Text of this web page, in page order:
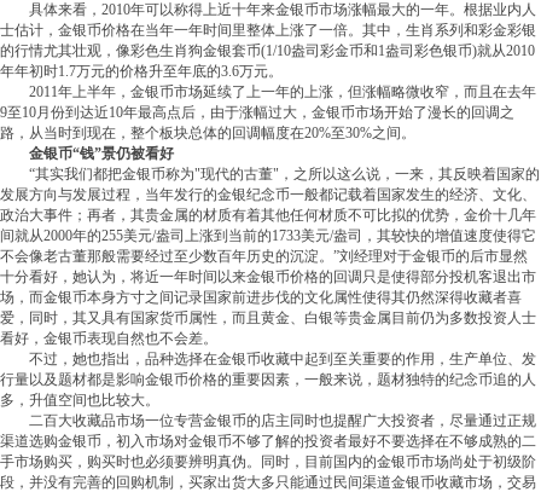
具体来看，2010年可以称得上近十年来金银币市场涨幅最大的一年。根据业内人
士估计，金银币价格在当年一年时间里整体上涨了一倍。其中，生肖系列和彩金彩银
的行情尤其壮观，像彩色生肖狗金银套币(1/10盎司彩金币和1盎司彩色银币)就从2010
年年初时1.7万元的价格升至年底的3.6万元。
2011年上半年，金银币市场延续了上一年的上涨，但涨幅略微收窄，而且在去年
9至10月份到达近10年最高点后，由于涨幅过大，金银币市场开始了漫长的回调之
路，从当时到现在，整个板块总体的回调幅度在20%至30%之间。
金银币“钱”景仍被看好
“其实我们都把金银币称为"现代的古董"，之所以这么说，一来，其反映着国家的
发展方向与发展过程，当年发行的金银纪念币一般都记载着国家发生的经济、文化、
政治大事件；再者，其贵金属的材质有着其他任何材质不可比拟的优势，金价十几年
间就从2000年的255美元/盎司上涨到当前的1733美元/盎司，其较快的增值速度使得它
不会像老古董那般需要经过至少数百年历史的沉淀。”刘经理对于金银币的后市显然
十分看好，她认为，将近一年时间以来金银币价格的回调只是使得部分投机客退出市
场，而金银币本身方寸之间记录国家前进步伐的文化属性使得其仍然深得收藏者喜
爱，同时，其又具有国家货币属性，而且黄金、白银等贵金属目前仍为多数投资人士
看好，金银币表现自然也不会差。
不过，她也指出，品种选择在金银币收藏中起到至关重要的作用，生产单位、发
行量以及题材都是影响金银币价格的重要因素，一般来说，题材独特的纪念币追的人
多，升值空间也比较大。
二百大收藏品市场一位专营金银币的店主同时也提醒广大投资者，尽量通过正规
渠道选购金银币，初入市场对金银币不够了解的投资者最好不要选择在不够成熟的二
手市场购买，购买时也必须要辨明真伪。同时，目前国内的金银币市场尚处于初级阶
段，并没有完善的回购机制，买家出货大多只能通过民间渠道金银币收藏市场，交易